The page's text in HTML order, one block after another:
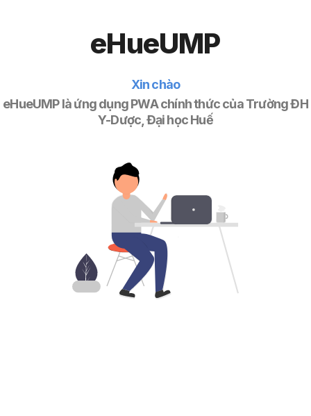
eHueUMP
Xin chào
eHueUMP là ứng dụng PWA chính thức của Trường ĐH
Y-Dược, Đại học Huế